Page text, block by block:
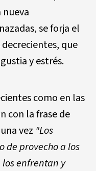
se forja el
que
y estrés.
como en las
con la frase de
vez "Los
de provecho a los
enfrentan y